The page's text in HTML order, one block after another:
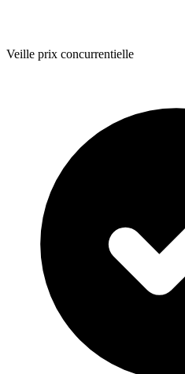
Veille prix concurrentielle